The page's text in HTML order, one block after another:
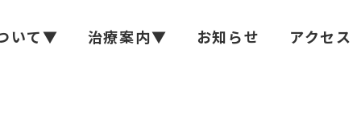
いて▼ 治療案内▼ お知らせ アクセス